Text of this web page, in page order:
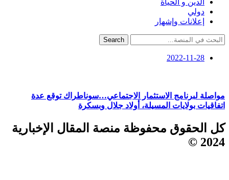
دولي
إعلانات وإشهار
Search
2022-11-28
مواصلة لبرنامج الاستثمار الاجتماعي…سوناطراك توقع عدة
اتفاقيات بولايات المسيلة، أولاد جلال وبسكرة
كل الحقوق محفوظة منصة المقال الإخبارية
2024 ©